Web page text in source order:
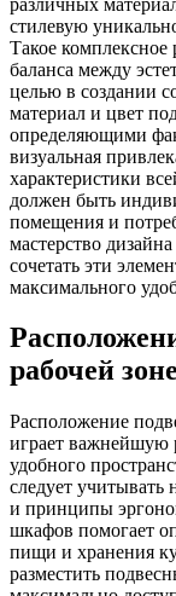
стилевую
Такое комплексное
баланса между
целью в создании
материал и цвет
определяющими
визуальная
характеристики
должен быть
помещения и
мастерство
сочетать эти
максимального
рабочей
Расположение
играет важнейшую
удобного
следует
и принципы
шкафов помогает
пищи и хранения
разместить